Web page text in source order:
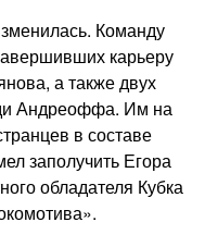
Команду
карьеру
а также двух
Андреоффа. Им на
в составе
заполучить Егора
обладателя Кубка